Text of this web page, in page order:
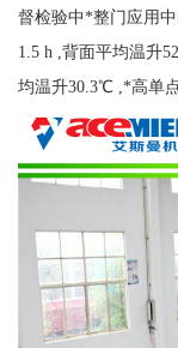
督检验中*整门应用
1.5 h ,背面平均温升
均温升30.3℃ ,*高单